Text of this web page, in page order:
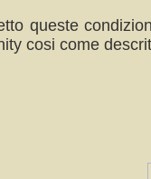
queste
cosi come